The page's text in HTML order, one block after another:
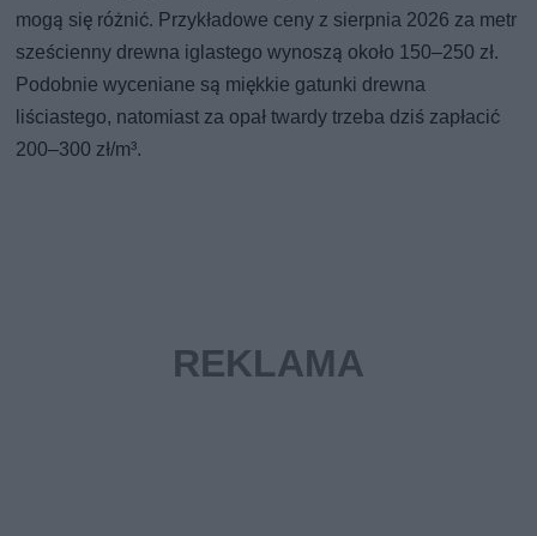
mogą się różnić. Przykładowe ceny z sierpnia 2026 za metr
sześcienny drewna iglastego wynoszą około 150–250 zł.
Podobnie wyceniane są miękkie gatunki drewna
liściastego, natomiast za opał twardy trzeba dziś zapłacić
200–300 zł/m³.